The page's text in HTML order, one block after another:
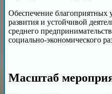
Обеспечение благоприятных
развития и устойчивой
среднего
социально-экономического
Масштаб